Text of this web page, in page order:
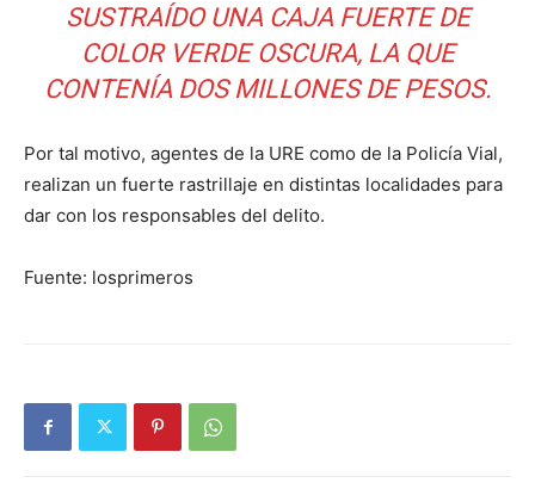
SUSTRAÍDO UNA CAJA FUERTE DE
COLOR VERDE OSCURA, LA QUE
CONTENÍA DOS MILLONES DE PESOS.
Por tal motivo, agentes de la URE como de la Policía Vial,
realizan un fuerte rastrillaje en distintas localidades para
dar con los responsables del delito.
Fuente: losprimeros